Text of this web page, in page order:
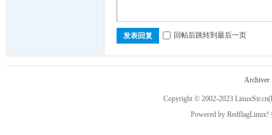
发表回复 回帖后跳转到最后一页
Archiver
Copyright © 2002-2023 LinuxSir.cn
Powered by RedflagLinux!